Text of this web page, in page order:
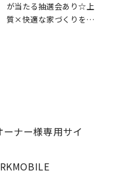
が当たる抽選会あり☆上
質×快適な家づくりを…